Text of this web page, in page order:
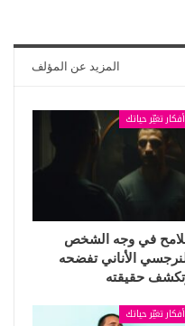
المزيد عن المؤلف
أفكار تغيّر حياتك
في وجه الشخص
الأناني تفضحه
حقيقته
أفكار تغيّر حياتك